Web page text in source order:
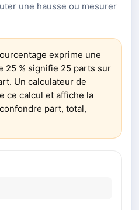
une hausse ou mesurer
exprime une
25 % signifie 25 parts sur
Un calculateur de
ce calcul et affiche la
part, total,